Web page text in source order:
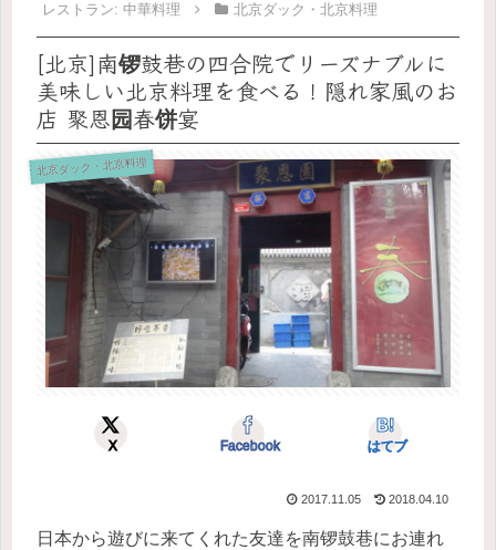
レストラン: 中華料理
北京ダック・北京料理
[北京]南锣鼓巷の四合院でリーズナブルに
美味しい北京料理を食べる！隠れ家風のお
店 聚恩园春饼宴
北京ダック・北京料理
X Facebook はてブ
2017.11.05 2018.04.10
日本から遊びに来てくれた友達を南锣鼓巷にお連れ